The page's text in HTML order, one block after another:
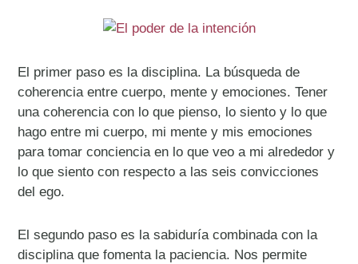
El primer paso es la disciplina. La búsqueda de
coherencia entre cuerpo, mente y emociones. Tener
una coherencia con lo que pienso, lo siento y lo que
hago entre mi cuerpo, mi mente y mis emociones
para tomar conciencia en lo que veo a mi alrededor y
lo que siento con respecto a las seis convicciones
del ego.
El segundo paso es la sabiduría combinada con la
disciplina que fomenta la paciencia. Nos permite